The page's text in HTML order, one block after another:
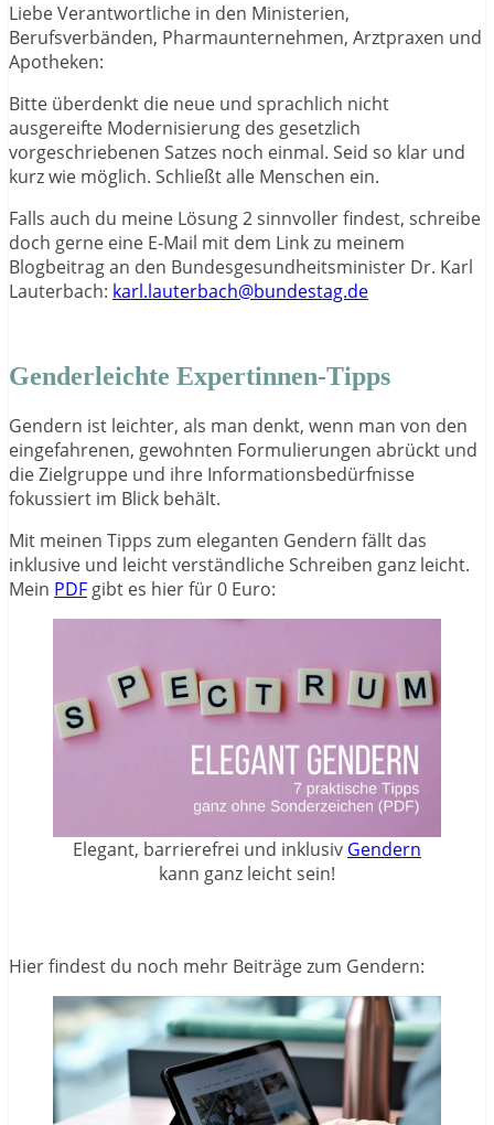
Liebe Verantwortliche in den Ministerien,
Berufsverbänden, Pharmaunternehmen, Arztpraxen und
Apotheken:
Bitte überdenkt die neue und sprachlich nicht
ausgereifte Modernisierung des gesetzlich
vorgeschriebenen Satzes noch einmal. Seid so klar und
kurz wie möglich. Schließt alle Menschen ein.
Falls auch du meine Lösung 2 sinnvoller findest, schreibe
doch gerne eine E-Mail mit dem Link zu meinem
Blogbeitrag an den Bundesgesundheitsminister Dr. Karl
Lauterbach: karl.lauterbach@bundestag.de
Genderleichte Expertinnen-Tipps
Gendern ist leichter, als man denkt, wenn man von den
eingefahrenen, gewohnten Formulierungen abrückt und
die Zielgruppe und ihre Informationsbedürfnisse
fokussiert im Blick behält.
Mit meinen Tipps zum eleganten Gendern fällt das
inklusive und leicht verständliche Schreiben ganz leicht.
Mein PDF gibt es hier für 0 Euro:
Elegant, barrierefrei und inklusiv Gendern
kann ganz leicht sein!
Hier findest du noch mehr Beiträge zum Gendern: